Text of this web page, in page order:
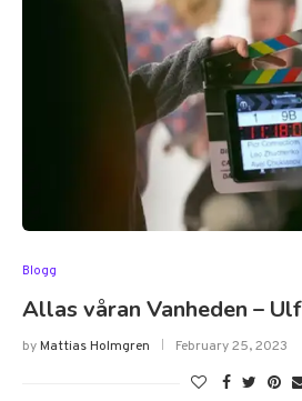
Blogg
Allas våran Vanheden –
byMattias Holmgren February 25, 2023